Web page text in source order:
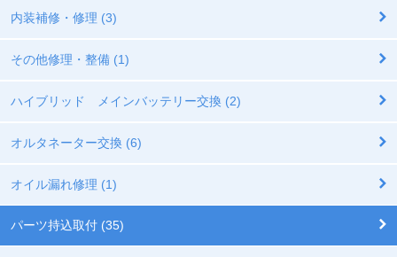
内装補修・修理 (3)
その他修理・整備 (1)
ハイブリッド メインバッテリー交換 (2)
オルタネーター交換 (6)
オイル漏れ修理 (1)
パーツ持込取付 (35)